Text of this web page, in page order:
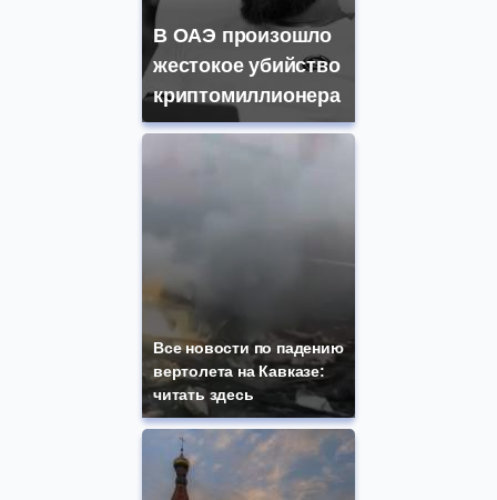
В ОАЭ произошло
жестокое убийство
криптомиллионера
Все новости по падению
вертолета на Кавказе:
читать здесь